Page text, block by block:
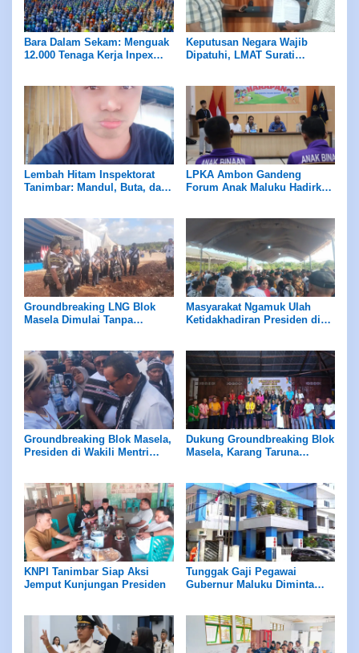
Bara Dalam Sekam: Menguak
12.000 Tenaga Kerja Inpex
Keputusan Negara Wajib
Dipatuhi, LMAT Surati
Lembah Hitam Inspektorat
Tanimbar: Mandul, Buta, dan
LPKA Ambon Gandeng
Forum Anak Maluku Hadirkan
Groundbreaking LNG Blok
Masela Dimulai Tanpa
Masyarakat Ngamuk Ulah
Ketidakhadiran Presiden di
Groundbreaking Blok Masela,
Presiden di Wakili Mentri
Dukung Groundbreaking Blok
Masela, Karang Taruna
Kesehatan Hingga Pendidikan
KNPI Tanimbar Siap Aksi
Jemput Kunjungan Presiden
Tunggak Gaji Pegawai
Gubernur Maluku Diminta